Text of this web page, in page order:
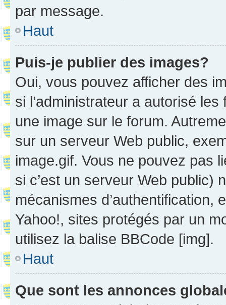
par message.
Haut
Puis-je publier des images?
Oui, vous pouvez afficher des
si l’administrateur a autorisé
une image sur le forum.
sur un serveur Web public,
image.gif. Vous ne pouvez pas
si c’est un serveur Web public)
mécanismes d’authentification,
Yahoo!, sites protégés par un
utilisez la balise BBCode [img].
Haut
Que sont les annonces